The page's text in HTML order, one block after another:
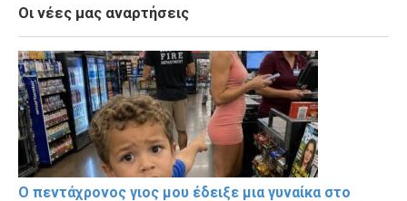
Οι νέες μας αναρτήσεις
Ο πεντάχρονος γιος μου έδειξε μια γυναίκα στο